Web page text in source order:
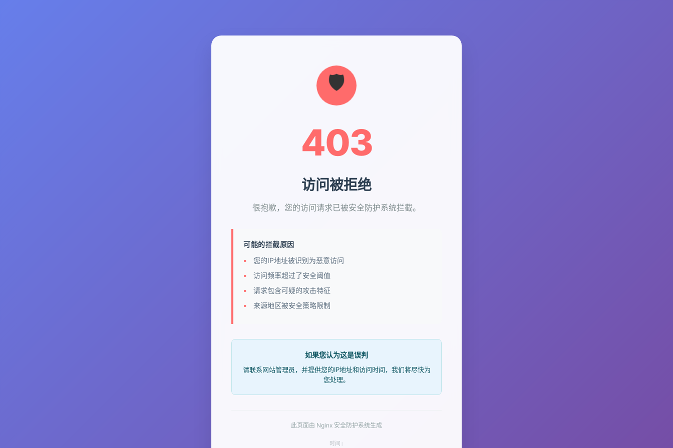
403
访问被拒绝
很抱歉，您的访问请求已被安全防护系统拦截。
可能的拦截原因
您的IP地址被识别为恶意访问
访问频率超过了安全阈值
请求包含可疑的攻击特征
来源地区被安全策略限制
如果您认为这是误判
请联系网站管理员，并提供您的IP地址和访问时间，我们将尽快为
您处理。
此页面由 Nginx 安全防护系统生成
时间: